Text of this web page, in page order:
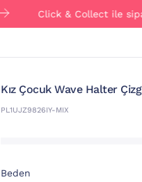
Click & Collect ile siparişini
Kız Çocuk Wave Halter
PL1UJZ9826IY-MIX
Beden